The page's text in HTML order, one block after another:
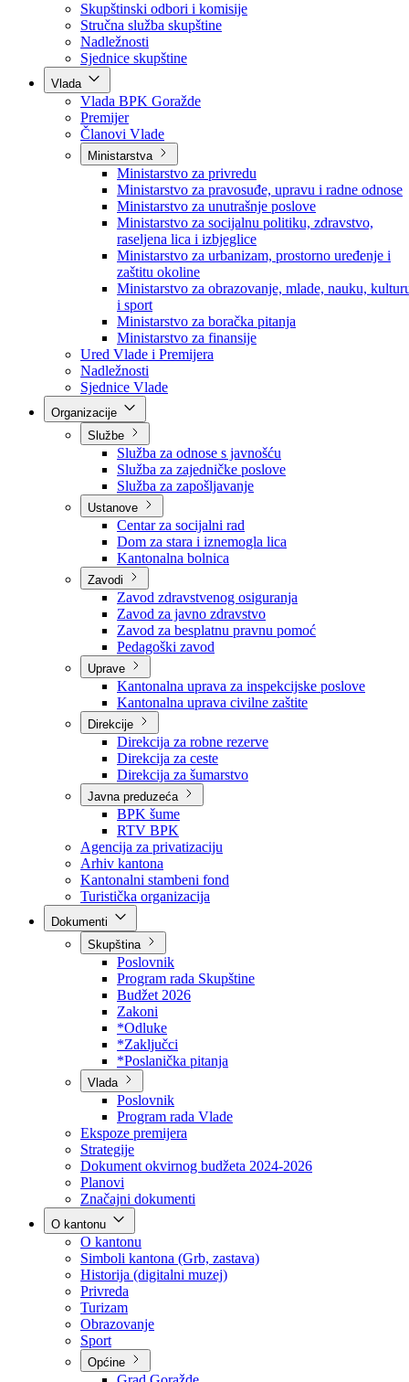
Poslanici po strankama
Poslanici po klubovima naroda
Kolegij skupštine
Skupštinski odbori i komisije
Stručna služba skupštine
Nadležnosti
Sjednice skupštine
Vlada
Vlada BPK Goražde
Premijer
Članovi Vlade
Ministarstva
Ministarstvo za privredu
Ministarstvo za pravosuđe, upravu i radne odnose
Ministarstvo za unutrašnje poslove
Ministarstvo za socijalnu politiku, zdravstvo,
raseljena lica i izbjeglice
Ministarstvo za urbanizam, prostorno uređenje i
zaštitu okoline
Ministarstvo za obrazovanje, mlade, nauku,
i sport
Ministarstvo za boračka pitanja
Ministarstvo za finansije
Ured Vlade i Premijera
Nadležnosti
Sjednice Vlade
Službe
Služba za odnose s javnošću
Služba za zajedničke poslove
Služba za zapošljavanje
Ustanove
Centar za socijalni rad
Dom za stara i iznemogla lica
Kantonalna bolnica
Zavodi
Zavod zdravstvenog osiguranja
Zavod za javno zdravstvo
Zavod za besplatnu pravnu pomoć
Pedagoški zavod
Uprave
Kantonalna uprava za inspekcijske poslove
Kantonalna uprava civilne zaštite
Direkcije
Direkcija za robne rezerve
Direkcija za ceste
Direkcija za šumarstvo
Javna preduzeća
BPK šume
RTV BPK
Agencija za privatizaciju
Arhiv kantona
Kantonalni stambeni fond
Turistička organizacija
Skupština
Poslovnik
Program rada Skupštine
Budžet 2026
Zakoni
*Odluke
*Zaključci
*Poslanička pitanja
Vlada
Poslovnik
Program rada Vlade
Ekspoze premijera
Strategije
Dokument okvirnog budžeta 2024-2026
Planovi
Značajni dokumenti
O kantonu
O kantonu
Simboli kantona (Grb, zastava)
Historija (digitalni muzej)
Privreda
Turizam
Obrazovanje